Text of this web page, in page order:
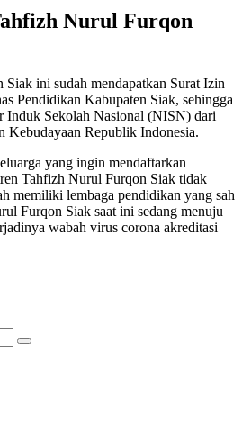
Nurul Furqon
ini sudah mendapatkan Surat Izin
Pendidikan Kabupaten Siak, sehingga
Induk Sekolah Nasional (NISN) dari
Kebudayaan Republik Indonesia.
yang ingin mendaftarkan
Tahfizh Nurul Furqon Siak tidak
memiliki lembaga pendidikan yang sah
Furqon Siak saat ini sedang menuju
wabah virus corona akreditasi